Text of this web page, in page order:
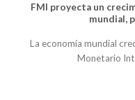
FMI proyecta un
mundial,
La economía mundial
Monetario